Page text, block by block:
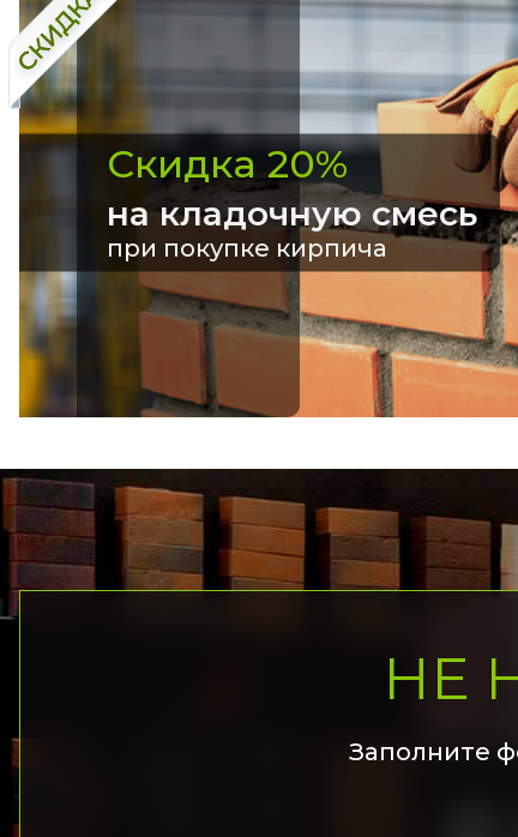
Скидка 20%
на кладочную смесь
при покупке кирпича
НЕ
Заполните